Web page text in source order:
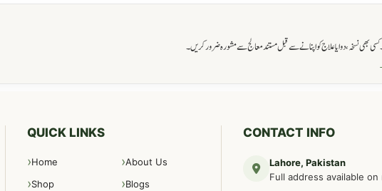
نسخہ، دوا یا علاج کو اپنانے سے قبل مستند معالج سے مشورہ ضرور کریں۔
QUICK LINKS
Home
About Us
Shop
Blogs
CONTACT INFO
Lahore, Pakistan
Full address available